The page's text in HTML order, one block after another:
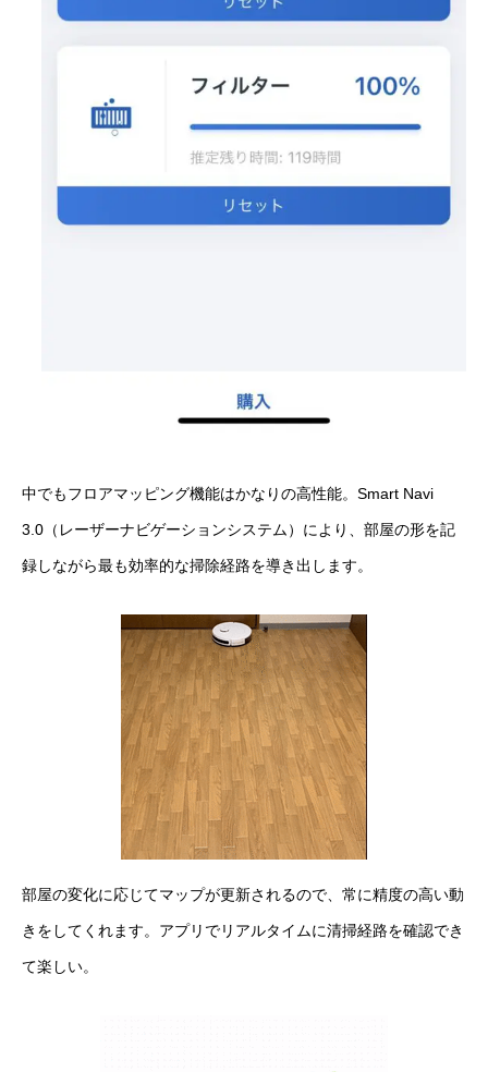
中でもフロアマッピング機能はかなりの高性能。Smart Navi
3.0（レーザーナビゲーションシステム）により、部屋の形を記
録しながら最も効率的な掃除経路を導き出します。
部屋の変化に応じてマップが更新されるので、常に精度の高い動
きをしてくれます。アプリでリアルタイムに清掃経路を確認でき
て楽しい。